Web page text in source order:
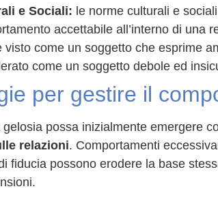
e Sociali: le norme culturali e
accettabile all’interno di una
visto come un soggetto che esprime
come un soggetto debole ed
per gestire il
gelosia possa inizialmente emergere
relazioni. Comportamenti
fiducia possono erodere la base